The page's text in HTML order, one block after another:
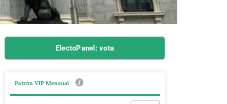
ElectoPanel: vota
Patrón VIP Mensual